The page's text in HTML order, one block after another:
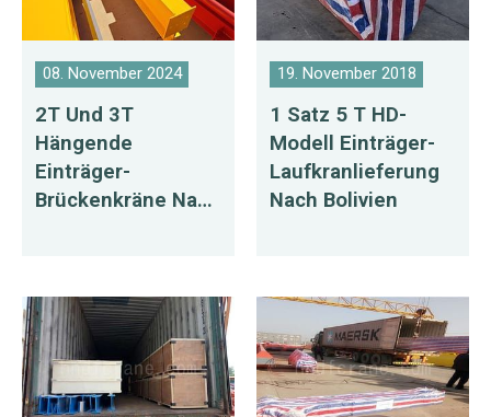
08. November 2024
2T Und 3T
Hängende
Einträger-
Brückenkräne Nach
19. November 2018
1 Satz 5 T HD-
Modell Einträger-
Laufkranlieferung
Nach Bolivien